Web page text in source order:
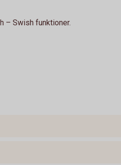
– Swish funktioner.